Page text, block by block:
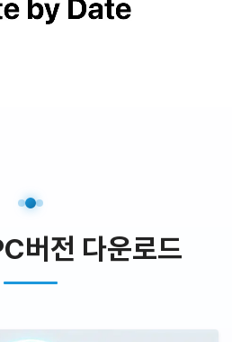
버전 다운로드